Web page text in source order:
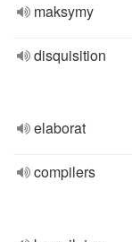
maksymy
disquisition
elaborat
compilers